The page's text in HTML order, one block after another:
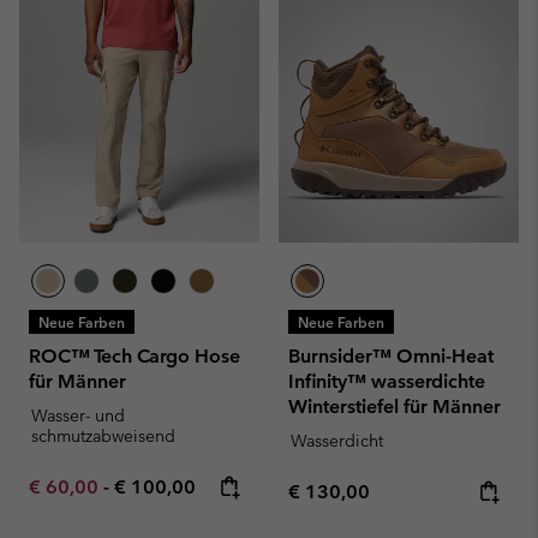
Neue Farben
ROC™ Tech Cargo Hose
für Männer
Wasser- und
schmutzabweisend
Minimum sale price:
€ 60,00 - Maximum price:
€ 100,00
Neue Farben
Burnsider™ Omni-Heat
Infinity™ wasserdichte
Winterstiefel für Männer
Wasserdicht
Regular price:
€ 130,00